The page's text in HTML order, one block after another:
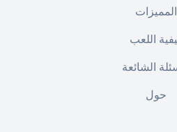
المميزات
اللعب
الشائعة
حول